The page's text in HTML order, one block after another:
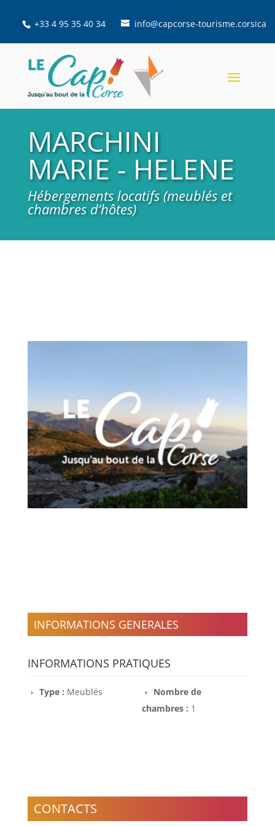
+33 4 95 35 40 34 info@capcorse-tourisme.corsica
MARCHINI
MARIE - HELENE
Hébergements locatifs (meublés et
chambres d‘hôtes)
INFORMATIONS GENERALES
INFORMATIONS PRATIQUES
Type : Meublés
Nombre de
chambres : 1
CONTACTS